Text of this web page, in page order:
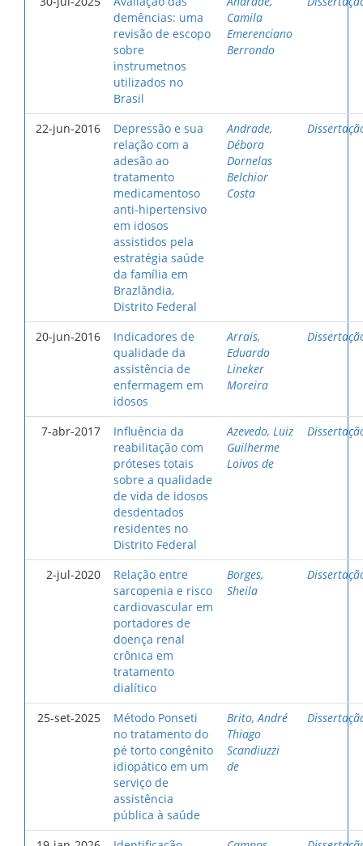
demências: uma
revisão de escopo
sobre
instrumetnos
utilizados no
Brasil
Camila
Emerenciano
Berrondo
22-jun-2016
Depressão e sua
relação com a
adesão ao
tratamento
medicamentoso
anti-hipertensivo
em idosos
assistidos pela
estratégia saúde
da família em
Brazlândia,
Distrito Federal
Andrade,
Débora
Dornelas
Belchior
Costa
20-jun-2016
Indicadores de
qualidade da
assistência de
enfermagem em
idosos
Arrais,
Eduardo
Lineker
Moreira
7-abr-2017
Influência da
reabilitação com
próteses totais
sobre a qualidade
de vida de idosos
desdentados
residentes no
Distrito Federal
Azevedo, Luiz
Guilherme
Loivos de
2-jul-2020
Relação entre
sarcopenia e risco
cardiovascular em
portadores de
doença renal
crônica em
tratamento
dialítico
Borges,
Sheila
25-set-2025
Método Ponseti
no tratamento do
pé torto congênito
idiopático em um
serviço de
assistência
pública à saúde
Brito, André
Thiago
Scandiuzzi
de